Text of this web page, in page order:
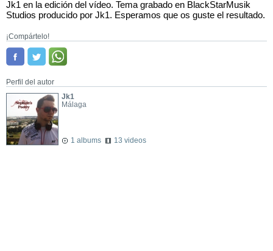
Jk1 en la edición del vídeo. Tema grabado en BlackStarMusik
Studios producido por Jk1. Esperamos que os guste el resultado.
¡Compártelo!
Perfil del autor
Jk1
Málaga
1 albums 13 videos